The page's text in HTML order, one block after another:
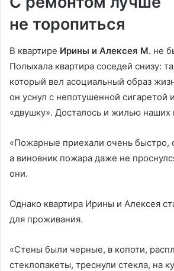
не торопиться
В квартире Ирины и Алексея М. не
Полыхала квартира соседей снизу:
который вел асоциальный образ
он уснул с непотушенной сигаретой
«двушку». Досталось и жилью наших
«Пожарные приехали очень быстро,
а виновник пожара даже не
они.
Однако квартира Ирины и Алексея
для проживания.
«Стены были черные, в копоти,
стеклопакеты, треснули стекла, на